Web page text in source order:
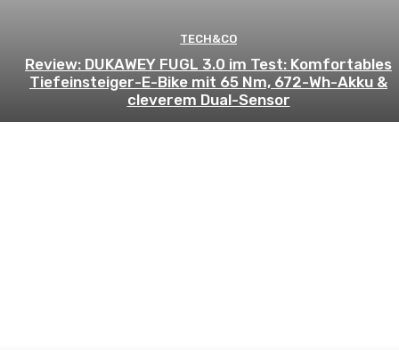
TECH&CO
Review: DUKAWEY FUGL 3.0 im Test: Komfortables
Tiefeinsteiger-E-Bike mit 65 Nm, 672-Wh-Akku &
cleverem Dual-Sensor